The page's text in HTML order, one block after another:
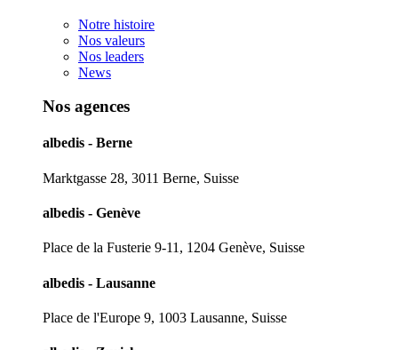
Notre histoire
Nos valeurs
Nos leaders
News
Nos agences
albedis - Berne
Marktgasse 28, 3011 Berne, Suisse
albedis - Genève
Place de la Fusterie 9-11, 1204 Genève, Suisse
albedis - Lausanne
Place de l'Europe 9, 1003 Lausanne, Suisse